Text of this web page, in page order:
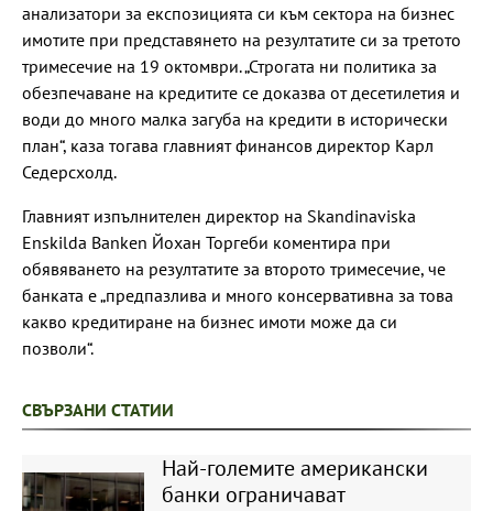
анализатори за експозицията си към сектора на бизнес
имотите при представянето на резултатите си за третото
тримесечие на 19 октомври. „Строгата ни политика за
обезпечаване на кредитите се доказва от десетилетия и
води до много малка загуба на кредити в исторически
план“, каза тогава главният финансов директор Карл
Седерсхолд.
Главният изпълнителен директор на Skandinaviska
Enskilda Banken Йохан Торгеби коментира при
обявяването на резултатите за второто тримесечие, че
банката е „предпазлива и много консервативна за това
какво кредитиране на бизнес имоти може да си
позволи“.
СВЪРЗАНИ СТАТИИ
Най-големите американски
банки ограничават